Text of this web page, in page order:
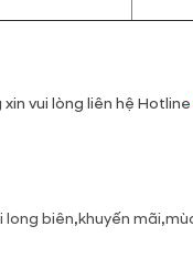
vui lòng liên hệ Hotline
long biên,khuyến mãi,